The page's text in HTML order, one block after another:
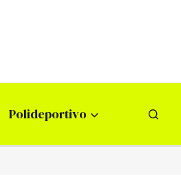
Polideportivo